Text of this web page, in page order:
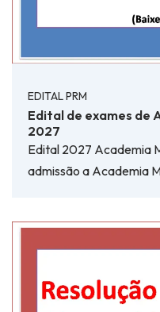
EDITAL PRM
Edital de exames de
2027
Edital 2027 Academia
admissão a Academia